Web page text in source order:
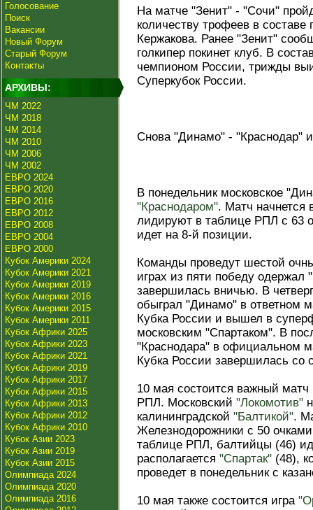
Голосование
Поиск
Вакансии
Новый Форум
Старый Форум
Контакты
АРХИВЫ:
ЧМ 2022
ЧМ 2018
ЧМ 2014
ЧМ 2010
ЧМ 2006
ЧМ 2002
ЕВРО 2024
ЕВРО 2020
ЕВРО 2016
ЕВРО 2012
ЕВРО 2008
ЕВРО 2004
ЕВРО 2000
Кубок Америки 2024
Кубок Америки 2021
Кубок Америки 2019
Кубок Америки 2016
Кубок Америки 2015
Кубок Америки 2011
Кубок Африки 2025
Кубок Африки 2023
Кубок Африки 2021
Кубок Африки 2019
Кубок Африки 2017
Кубок Африки 2015
Кубок Африки 2013
Кубок Африки 2012
Кубок Африки 2010
Кубок Азии 2023
Кубок Азии 2019
Кубок Азии 2015
Олимпиада 2024
Олимпиада 2020
Олимпиада 2016
На матче "Зенит" - "Сочи"
количеству трофеев в
Кержакова. Ранее "Зенит"
голкипер покинет клуб. В
чемпионом России, трижды
Суперкубок России.
Снова "Динамо" - "Краснодар"
В понедельник московское
"Краснодаром". Матч начнется
лидируют в таблице РПЛ с 63
идет на 8-й позиции.
Команды проведут шестой
играх из пяти победу одержал
завершилась вничью. В
обыграл "Динамо" в ответном
Кубка России и вышел в
московским "Спартаком". В
"Краснодара" в официальном
Кубка России завершилась со
10 мая состоится важный
РПЛ. Московский "Локомотив"
калининградской "Балтикой".
Железнодорожники с 50
таблице РПЛ, балтийцы (46)
располагается "Спартак" (48),
проведет в понедельник с
10 мая также состоится игра